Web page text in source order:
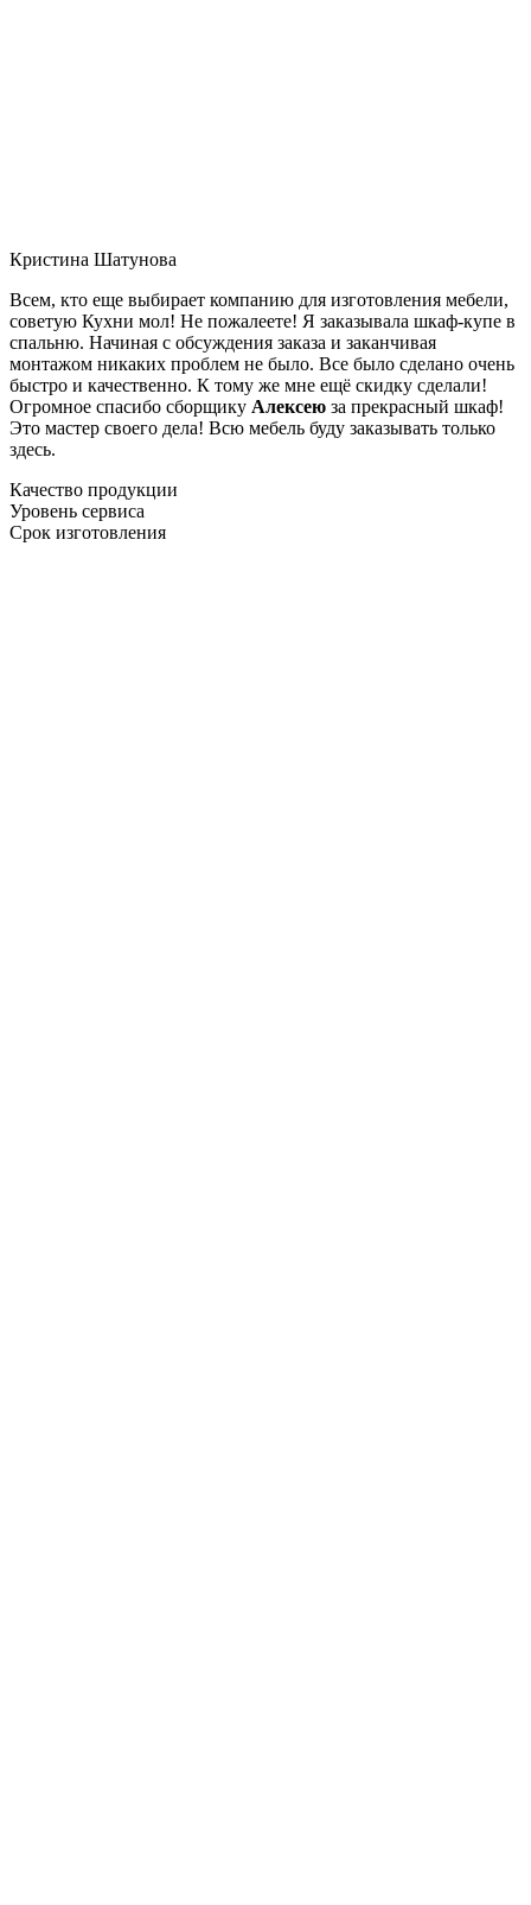
Кристина Шатунова
Всем, кто еще выбирает компанию для изготовления мебели,
советую Кухни мол! Не пожалеете! Я заказывала шкаф-купе в
спальню. Начиная с обсуждения заказа и заканчивая
монтажом никаких проблем не было. Все было сделано очень
быстро и качественно. К тому же мне ещё скидку сделали!
Огромное спасибо сборщику Алексею за прекрасный шкаф!
Это мастер своего дела! Всю мебель буду заказывать только
здесь.
Качество продукции
Уровень сервиса
Срок изготовления